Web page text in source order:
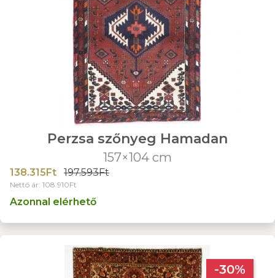
Perzsa szőnyeg Hamadan
157×104 cm
138.315Ft 197.593Ft
Nettó ár: 108.910Ft
Azonnal elérhető
-30%